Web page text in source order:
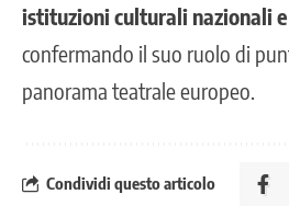
istituzioni culturali nazionali
confermando il suo ruolo di
panorama teatrale europeo.
Condividi questo articolo